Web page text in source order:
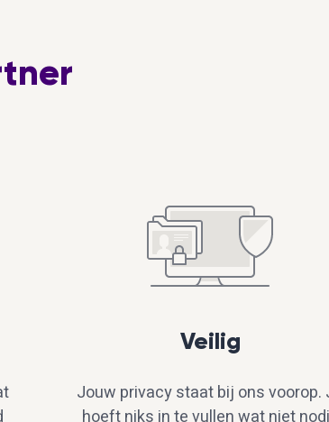
Veilig
Jouw privacy staat bij ons voorop.
hoeft niks in te vullen wat niet